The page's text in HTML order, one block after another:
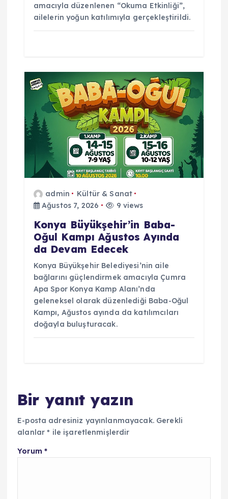
amacıyla düzenlenen “Okuma Etkinliği”,
ailelerin yoğun katılımıyla gerçekleştirildi.
admin
Kültür & Sanat
Ağustos 7, 2026
9 views
Konya Büyükşehir’in Baba-
Oğul Kampı Ağustos Ayında
da Devam Edecek
Konya Büyükşehir Belediyesi’nin aile
bağlarını güçlendirmek amacıyla Çumra
Apa Spor Konya Kamp Alanı’nda
geleneksel olarak düzenlediği Baba-Oğul
Kampı, Ağustos ayında da katılımcıları
doğayla buluşturacak.
Bir yanıt yazın
E-posta adresiniz yayınlanmayacak. Gerekli
alanlar* ile işaretlenmişlerdir
Yorum *